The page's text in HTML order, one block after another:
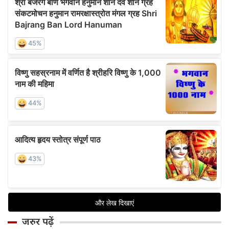
जरुर पढ़ें